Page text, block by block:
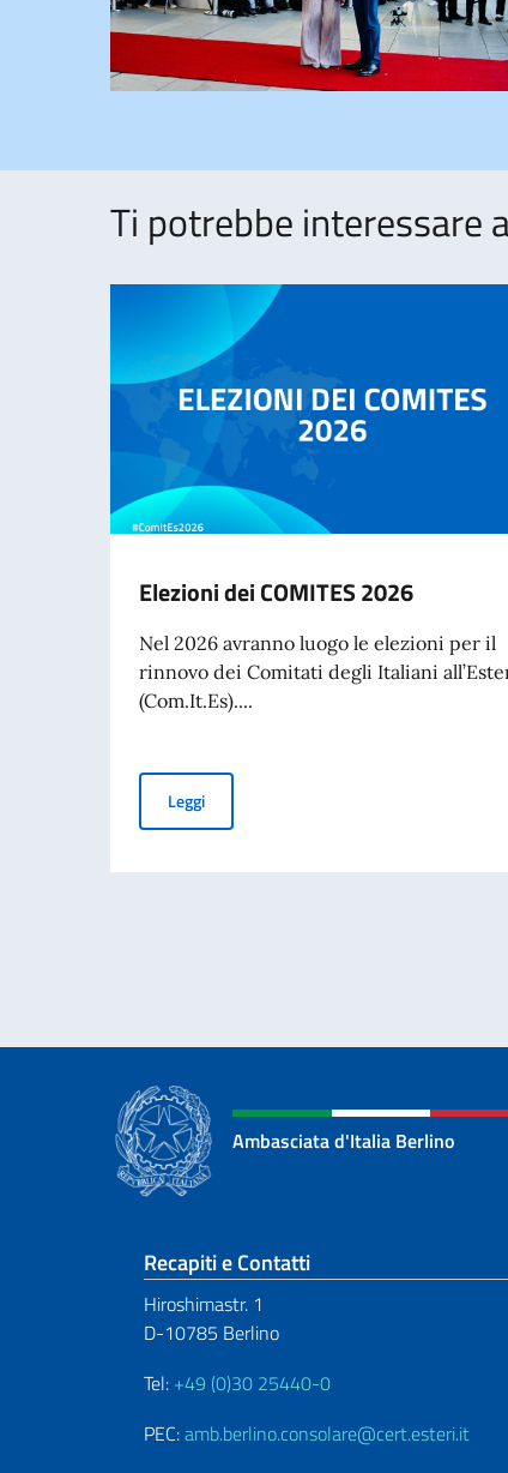
Ti potrebbe interessare
Elezioni dei COMITES 2026
Nel 2026 avranno luogo le elezioni per il
rinnovo dei Comitati degli Italiani
(Com.It.Es)....
LeggiElezioni dei COMITES 2026
Ambasciata d'Italia Berlino
Sezione footer
Recapiti e Contatti
Hiroshimastr. 1
D-10785 Berlino
Tel: +49 (0)30 25440-0
PEC:amb.berlino.consolare@cert.esteri.it